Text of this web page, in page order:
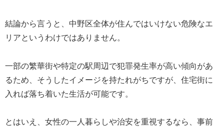
結論から言うと、中野区全体が住んではいけない危険なエ
リアというわけではありません。
一部の繁華街や特定の駅周辺で犯罪発生率が高い傾向があ
るため、そうしたイメージを持たれがちですが、住宅街に
入れば落ち着いた生活が可能です。
とはいえ、女性の一人暮らしや治安を重視するなら、事前